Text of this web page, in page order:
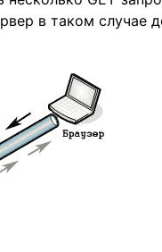
в таком случае